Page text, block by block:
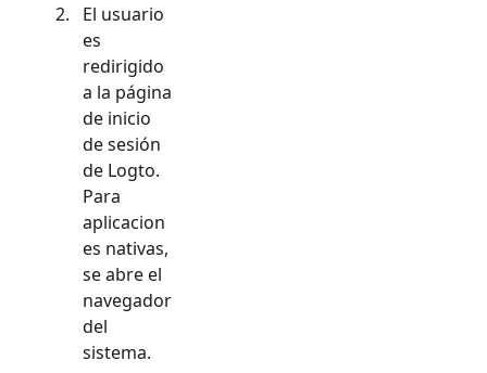
El usuario
es
redirigido
a la página
de inicio
de sesión
de Logto.
Para
aplicacion
es nativas,
se abre el
navegador
del
sistema.